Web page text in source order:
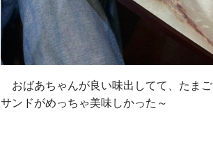
おばあちゃんが良い味出してて、たまご
サンドがめっちゃ美味しかった～